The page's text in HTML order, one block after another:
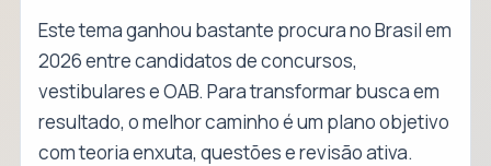
Este tema ganhou bastante procura no Brasil em
2026 entre candidatos de concursos,
vestibulares e OAB. Para transformar busca em
resultado, o melhor caminho é um plano objetivo
com teoria enxuta, questões e revisão ativa.